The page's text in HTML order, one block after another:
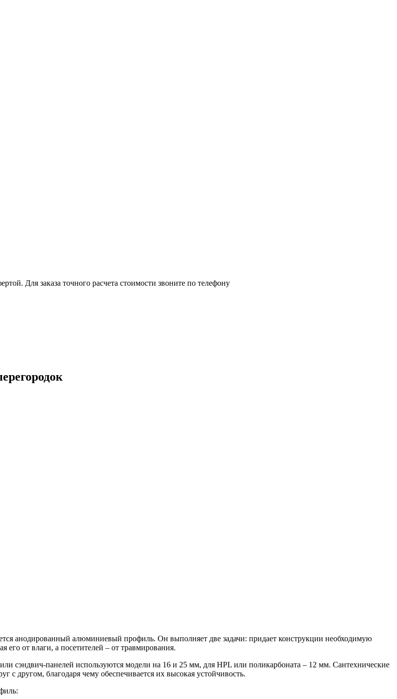
Для заказа точного расчета стоимости звоните по телефону
анодированный алюминиевый профиль. Он выполняет две задачи: придает конструкции необходимую
его от влаги, а посетителей – от травмирования.
сэндвич-панелей используются модели на 16 и 25 мм, для HPL или поликарбоната – 12 мм. Сантехнические
другом, благодаря чему обеспечивается их высокая устойчивость.
: